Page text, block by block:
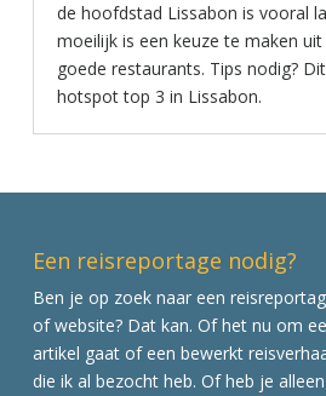
de hoofdstad Lissabon is vooral
moeilijk is een keuze te maken
goede restaurants. Tips nodig?
hotspot top 3 in Lissabon.
Een reisreportage nodig?
Ben je op zoek naar een
of website? Dat kan. Of het nu om
artikel gaat of een bewerkt
die ik al bezocht heb. Of heb je